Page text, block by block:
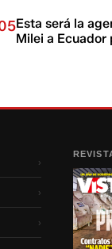
Esta será la
Milei a Ecuador
›
›
›